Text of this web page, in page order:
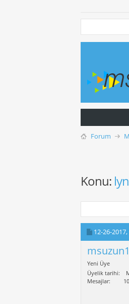
Forum
Konu:
12-26-2017,
Yeni Üye
Üyelik tarihi
Mesajlar
10